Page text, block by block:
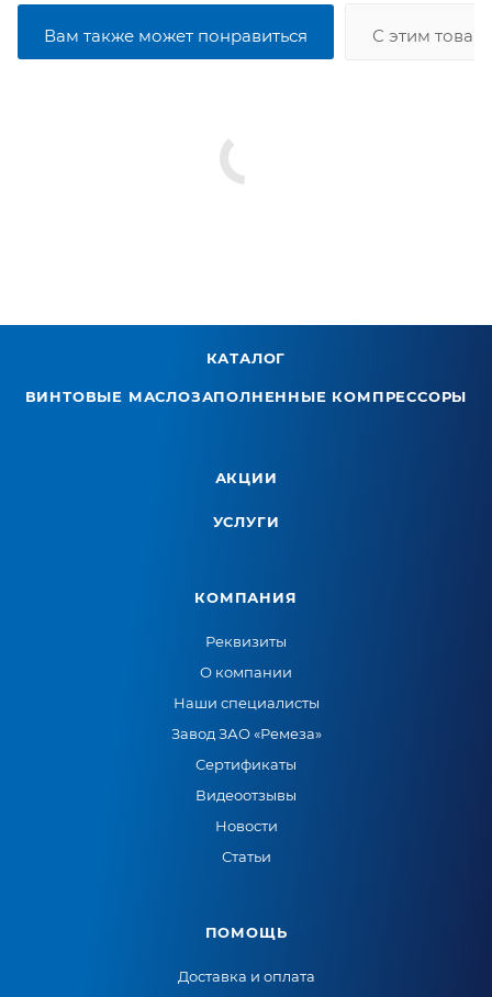
Вам также может понравиться С этим
КАТАЛОГ
ВИНТОВЫЕ МАСЛОЗАПОЛНЕННЫЕ КОМПРЕССОРЫ
АКЦИИ
УСЛУГИ
КОМПАНИЯ
Реквизиты
О компании
Наши специалисты
Завод ЗАО «Ремеза»
Сертификаты
Видеоотзывы
Новости
Статьи
ПОМОЩЬ
Доставка и оплата